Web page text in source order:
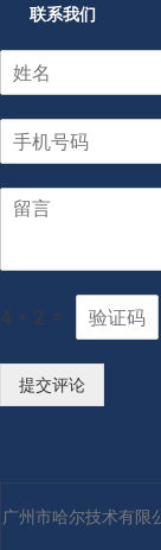
联系我们
4 * 2 =
提交评论
广州市哈尔技术有限